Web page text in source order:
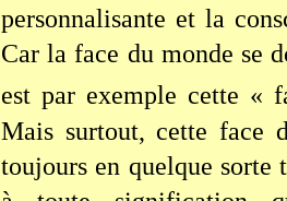
personnalisante et la
Car la face du monde se
est par exemple cette «
Mais surtout, cette face
toujours en quelque sorte